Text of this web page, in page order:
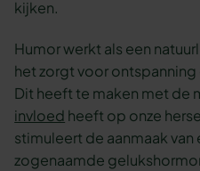
kijken.
Humor werkt als een
het zorgt voor
Dit heeft te maken met de
invloed heeft op onze
stimuleert de aanmaak van
zogenaamde